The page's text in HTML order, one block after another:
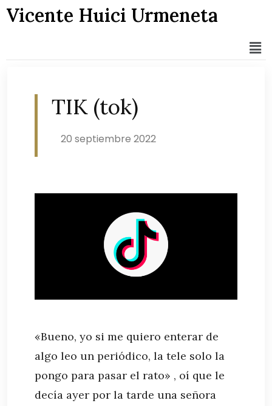
Vicente Huici Urmeneta
TIK (tok)
20 septiembre 2022
«Bueno, yo si me quiero enterar de
algo leo un periódico, la tele solo la
pongo para pasar el rato» , oí que le
decía ayer por la tarde una señora